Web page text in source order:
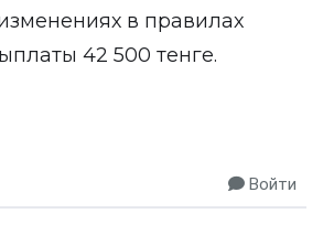
в правилах
42 500 тенге.
Войти